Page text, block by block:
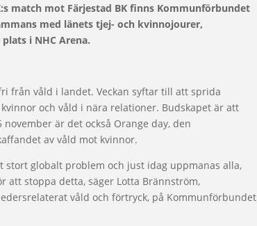
match mot Färjestad BK finns Kommunförbundet
med länets tjej- och kvinnojourer,
i NHC Arena.
från våld i landet. Veckan syftar till att sprida
och våld i nära relationer. Budskapet är att
är det också Orange day, den
av våld mot kvinnor.
stort globalt problem och just idag uppmanas alla,
att stoppa detta, säger Lotta Brännström,
våld och förtryck, på Kommunförbundet